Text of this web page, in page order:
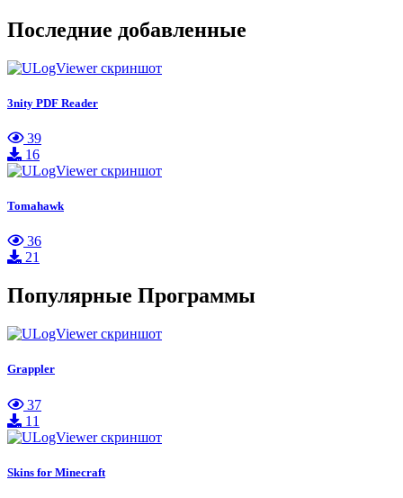
Последние добавленные
3nity PDF Reader
39
16
Tomahawk
36
21
Популярные Программы
Grappler
37
11
Skins for Minecraft